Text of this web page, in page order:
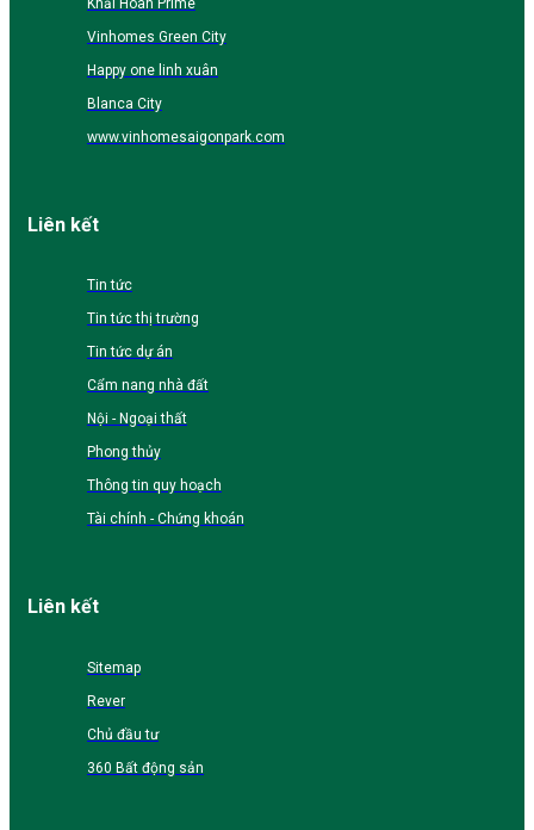
Vinhomes Green City
Happy one linh xuân
Blanca City
www.vinhomesaigonpark.com
Liên kết
Tin tức
Tin tức thị trường
Tin tức dự án
Cẩm nang nhà đất
Nội - Ngoại thất
Phong thủy
Thông tin quy hoạch
Tài chính - Chứng khoán
Liên kết
Sitemap
Rever
Chủ đầu tư
360 Bất động sản